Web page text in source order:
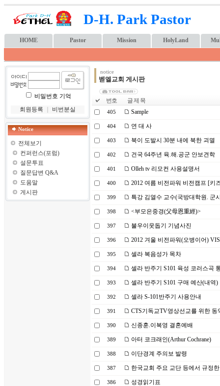
D-H. Park Pastor
HOME Pastor Mission HolyLand
비밀번호 기억
회원등록
비번분실
Notice
전체보기
컨퍼런스(포럼)
설문투표
질문답변 Q&A
도움말
게시판
notice
벧엘교회 게시판
번호 글 제 목
405 Sample
404 연 대 사
403 북이 도발시 30분 내에 북한 괴멸
402 건국 64주년 육.해.공군 안보견학
401 Olleh tv 리모컨 사용설명서
400 2012 여름 비전파워 비전캠프 [키
399 특강 김열수 교수(국방대학원. 군
398 <부모은중경(父母恩重經)>
397 불우이웃돕기 기념사진
396 2012 겨울 비전파워(오병이어)
395 셀라 복음성가 목차
394 셀라 반주기 S101 육성 코러스곡
393 셀라 반주기 S101 구매 예산(내역)
392 셀라 S-101반주기 사용안내
391 CTS기독교TV영상선교를 위한 동
390 신종훈.이복영 결혼예배
389 아터 코크래인(Arthur Cochrane)
388 이단경계 주의보 발령
387 한국교회 주요 교단 등에서 규정
386 성경읽기표